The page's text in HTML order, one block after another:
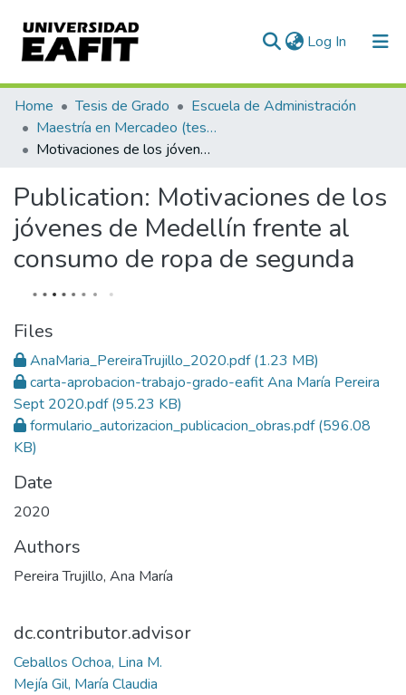
Log In (current)
Communities & Collections
All of DSpace
Home Tesis de Grado
Escuela de Administración
Maestría en Mercadeo (tesis)
Motivaciones de los jóvenes de Medellín frente al consumo de ropa de segunda
Publication: Motivaciones de los
jóvenes de Medellín frente al
consumo de ropa de segunda
Files
AnaMaria_PereiraTrujillo_2020.pdf(1.23 MB)
carta-aprobacion-trabajo-grado-eafit Ana María Pereira
Sept 2020.pdf(95.23 KB)
formulario_autorizacion_publicacion_obras.pdf(596.08
KB)
Date
2020
Authors
Pereira Trujillo, Ana María
dc.contributor.advisor
Ceballos Ochoa, Lina M.
Mejía Gil, María Claudia